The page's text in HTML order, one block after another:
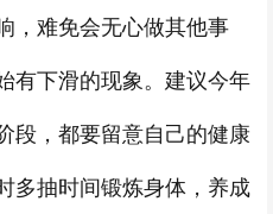
，难免会无心做其他事
有下滑的现象。建议今年
段，都要留意自己的健康
多抽时间锻炼身体，养成